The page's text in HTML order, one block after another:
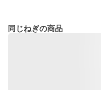
同じねぎの商品